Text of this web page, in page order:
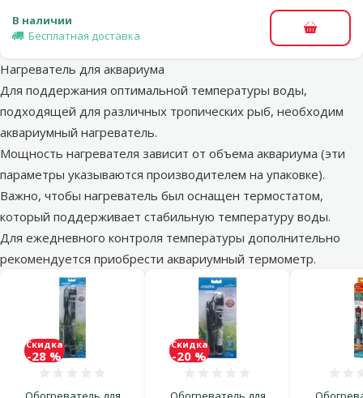
В наличии
Бесплатная доставка
В
Нагреватель для аквариума
Для поддержания оптимальной температуры воды,
подходящей для различных тропических рыб, необходим
аквариумный нагреватель.
Мощность нагревателя зависит от объема аквариума (эти
параметры указываются производителем на упаковке).
Важно, чтобы нагреватель был оснащен термостатом,
который поддерживает стабильную температуру воды.
Для ежедневного контроля температуры дополнительно
рекомендуется приобрести аквариумный термометр.
Скидка
-28 %
Скидка
-20 %